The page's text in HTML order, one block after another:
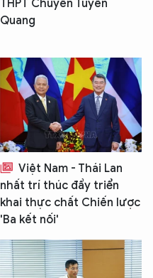
THPT Chuyên Tuyên
Quang
Việt Nam - Thái Lan
nhất trí thúc đẩy triển
khai thực chất Chiến lược
'Ba kết nối'